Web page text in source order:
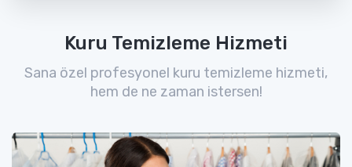
Kuru Temizleme Hizmeti
Sana özel profesyonel kuru temizleme hizmeti,
hem de ne zaman istersen!